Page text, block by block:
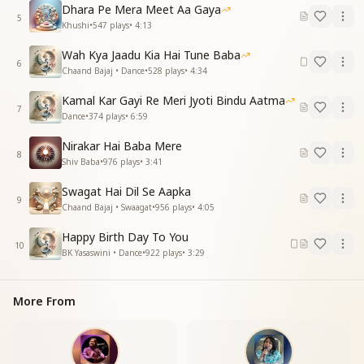
मंदार सजथा मुरथ से..
और अंबर जैसे तारों से..
भारत माँ का सजा है आंगन परमपिता के प्यारों से.....
मंदार सजथा मुरथ से..
और अंबर जैसे तारों से..
भारत माँ का सजा है आंगन परमपिता के प्यारों से.....
स्वागत ..और सत्कार.... का मौसम..
हे..
स्वागत ..और सत्कार.... का मौसम..
महका चिर बसंत है..
आगमन से आप के...
आनंद ही आनंद है...
शुभु स्वागतम्......शुभु स्वागतम्......
शत् स्वागतम्.......शत् स्वागतम्.......
शत् स्वागतम्......शत् स्वागतम्......
आशाओंके दीप जले हैं ..
विश्वास में मिले मिले ..
5
Dhara Pe Mera Meet Aa Gaya
Khushi•547 plays• 4:13
6
Wah Kya Jaadu Kia Hai Tune Baba
Chaand Bajaj • Dance•528 plays• 4:34
7
Kamal Kar Gayi Re Meri Jyoti Bindu Aatma
Dance•374 plays• 6:59
8
Nirakar Hai Baba Mere
Shiv Baba•976 plays• 3:41
9
Swagat Hai Dil Se Aapka
Chaand Bajaj • Swaagat•956 plays• 4:05
10
Happy Birth Day To You
BK Yasaswini • Dance•922 plays• 3:29
More From